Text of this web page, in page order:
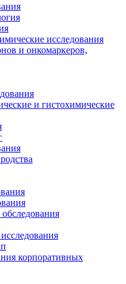
исследования
и онкомаркеров,
и гистохимические
корпоративных